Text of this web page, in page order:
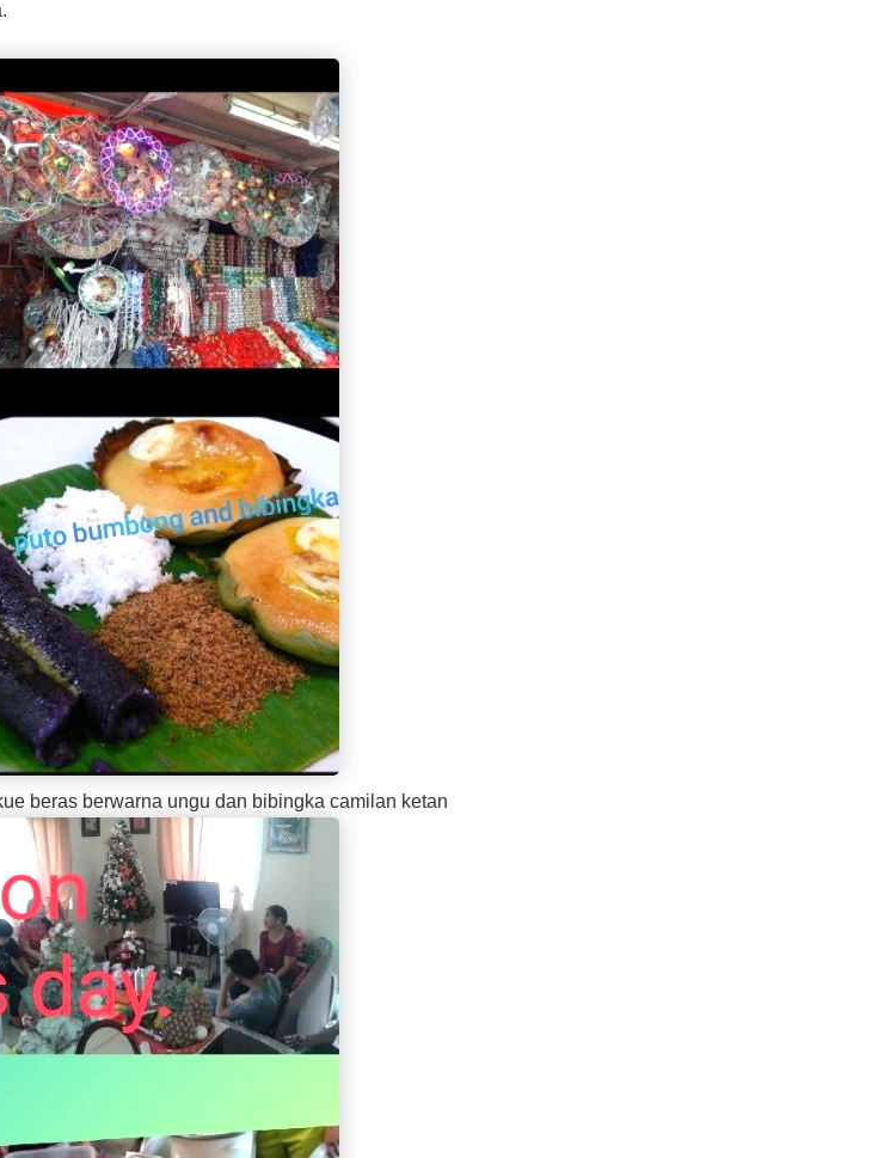
beras berwarna ungu dan bibingka camilan ketan